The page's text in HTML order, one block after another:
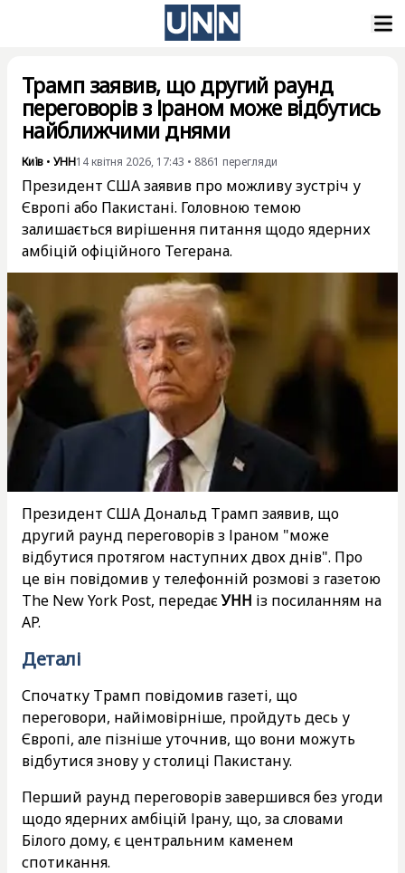
Трамп заявив, що другий раунд
переговорів з Іраном може відбутись
найближчими днями
Київ • УНН14 квітня 2026, 17:43 • 8861 перегляди
Президент США заявив про можливу зустріч у
Європі або Пакистані. Головною темою
залишається вирішення питання щодо ядерних
амбіцій офіційного Тегерана.
Президент США Дональд Трамп заявив, що
другий раунд переговорів з Іраном "може
відбутися протягом наступних двох днів". Про
це він повідомив у телефонній розмові з газетою
The New York Post, передаєУНН із посиланням на
AP.
Деталі
Спочатку Трамп повідомив газеті, що
переговори, найімовірніше, пройдуть десь у
Європі, але пізніше уточнив, що вони можуть
відбутися знову у столиці Пакистану.
Перший раунд переговорів завершився без угоди
щодо ядерних амбіцій Ірану, що, за словами
Білого дому, є центральним каменем
спотикання.